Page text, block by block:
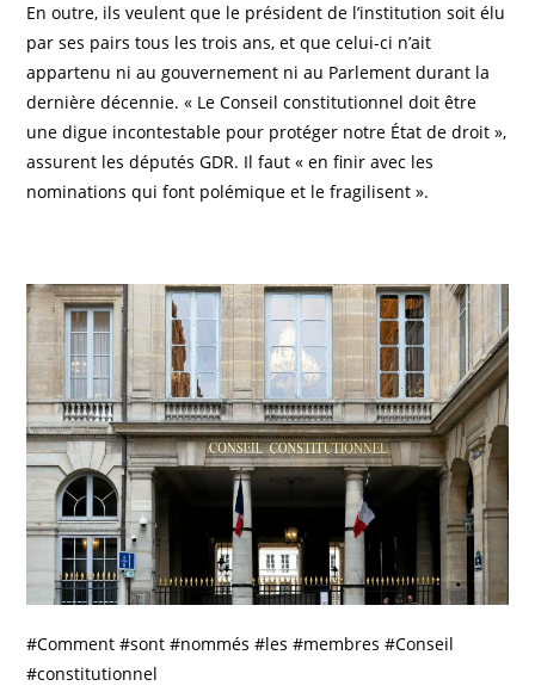
En outre, ils veulent que le président de l’institution soit élu
par ses pairs tous les trois ans, et que celui-ci n’ait
appartenu ni au gouvernement ni au Parlement durant la
dernière décennie. « Le Conseil constitutionnel doit être
une digue incontestable pour protéger notre État de droit »,
assurent les députés GDR. Il faut « en finir avec les
nominations qui font polémique et le fragilisent ».
#Comment #sont #nommés #les #membres #Conseil
#constitutionnel